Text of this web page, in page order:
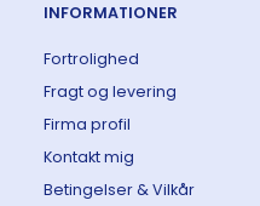
INFORMATIONER
Fortrolighed
Fragt og levering
Firma profil
Kontakt mig
Betingelser & Vilkår